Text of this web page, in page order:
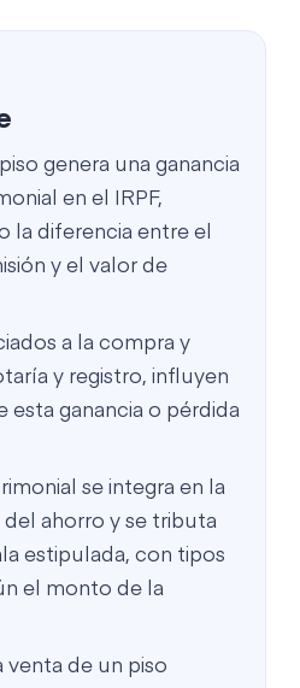
genera una ganancia
en el IRPF,
la diferencia entre el
y el valor de
a la compra y
y registro, influyen
esta ganancia o pérdida
se integra en la
del ahorro y se tributa
estipulada, con tipos
el monto de la
venta de un piso